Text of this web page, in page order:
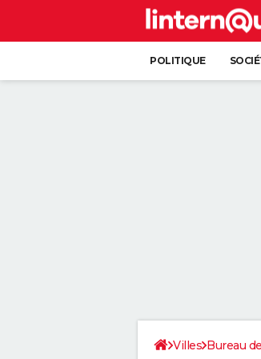
POLITIQUE
Villes Bureau